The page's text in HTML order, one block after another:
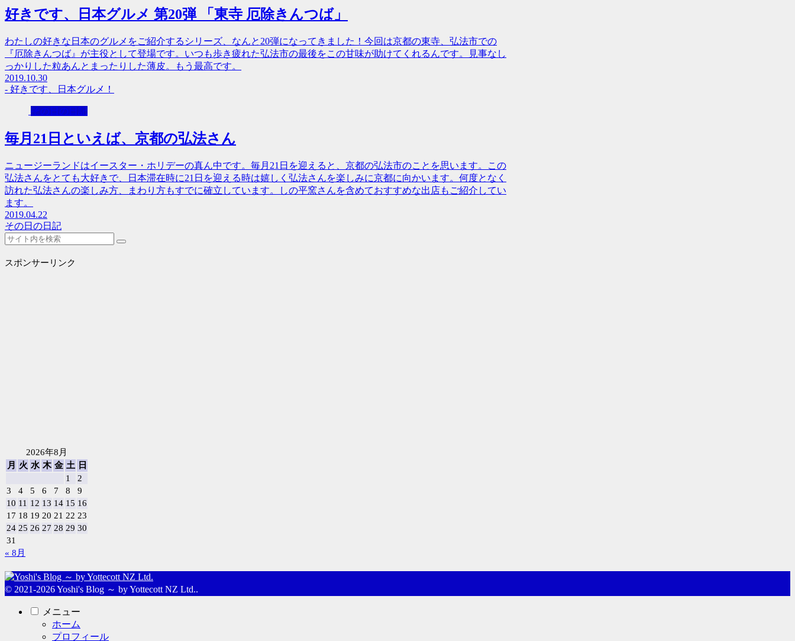
好きです、日本グルメ 第20弾 「東寺 厄除きんつば」
わたしの好きな日本のグルメをご紹介するシリーズ、なんと20弾になってきました！今回は京都の東寺、弘法市での
『厄除きんつば』が主役として登場です。いつも歩き疲れた弘法市の最後をこの甘味が助けてくれるんです。見事なし
っかりした粒あんとまったりした薄皮。もう最高です。
2019.10.30
- 好きです、日本グルメ！
その日の日記
毎月21日といえば、京都の弘法さん
ニュージーランドはイースター・ホリデーの真ん中です。毎月21日を迎えると、京都の弘法市のことを思います。この
弘法さんをとても大好きで、日本滞在時に21日を迎える時は嬉しく弘法さんを楽しみに京都に向かいます。何度となく
訪れた弘法さんの楽しみ方、まわり方もすでに確立しています。しの平窯さんを含めておすすめな出店もご紹介してい
ます。
2019.04.22
その日の日記
スポンサーリンク
2026年8月
月
火 水 木 金 土 日
1
2
3
4 5 6 7 8
9
10 11 12 13 14 15 16
17 18 19 20 21 22 23
24 25 26 27 28 29 30
31
« 8月
© 2021-2026 Yoshi's Blog ～ by Yottecott NZ Ltd..
メニュー
ホーム
プロフィール